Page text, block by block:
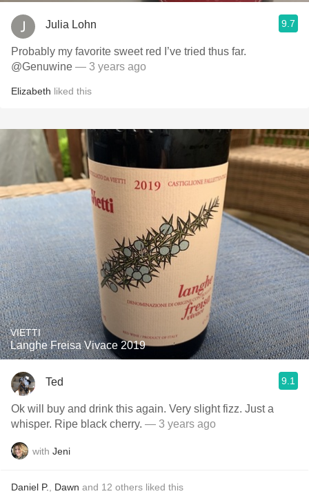
Julia Lohn 9.7
Probably my favorite sweet red I’ve tried thus far.
@Genuwine — 3 years ago
Elizabeth liked this
VIETTI
Langhe Freisa Vivace 2019
Ted 9.1
Ok will buy and drink this again. Very slight fizz. Just a
whisper. Ripe black cherry. — 3 years ago
with Jeni
Daniel P. Dawn and 12 others liked this